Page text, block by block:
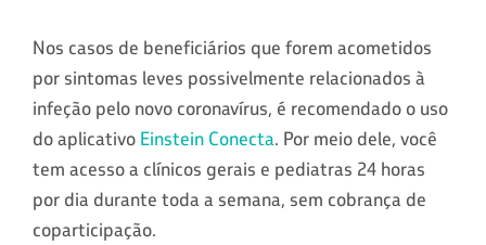
Nos casos de beneficiários que forem acometidos
por sintomas leves possivelmente relacionados à
infeção pelo novo coronavírus, é recomendado o uso
do aplicativo Einstein Conecta. Por meio dele, você
tem acesso a clínicos gerais e pediatras 24 horas
por dia durante toda a semana, sem cobrança de
coparticipação.